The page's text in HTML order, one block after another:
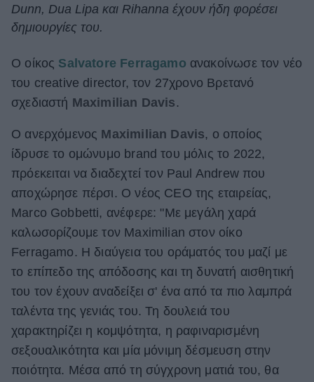
Deco
Green
Αφιερώματα
ΒΟΞ
Χωρίς Ταμπέλες
Women's Forum
Hautes Grecians
Γάμος
Dunn, Dua Lipa και Rihanna έχουν ήδη φορέσει
δημιουργίες του.
Ο οίκος Salvatore Ferragamo ανακοίνωσε τον νέο
του creative director, τον 27χρονο Βρετανό
σχεδιαστή Maximilian Davis .
Ο ανερχόμενος Maximilian Davis, ο οποίος
ίδρυσε το ομώνυμο brand του μόλις το 2022,
πρόεκειται να διαδεχτεί τον Paul Andrew που
αποχώρησε πέρσι. Ο νέος CEO της εταιρείας,
Marco Gobbetti, ανέφερε: "Με μεγάλη χαρά
καλωσορίζουμε τον Maximilian στον οίκο
Ferragamo. Η διαύγεια του οράματός του μαζί με
το επίπεδο της απόδοσης και τη δυνατή αισθητική
του τον έχουν αναδείξει σ' ένα από τα πιο λαμπρά
ταλέντα της γενιάς του. Τη δουλειά του
χαρακτηρίζει η κομψότητα, η ραφιναρισμένη
σεξουαλικότητα και μία μόνιμη δέσμευση στην
ποιότητα. Μέσα από τη σύγχρονη ματιά του, θα